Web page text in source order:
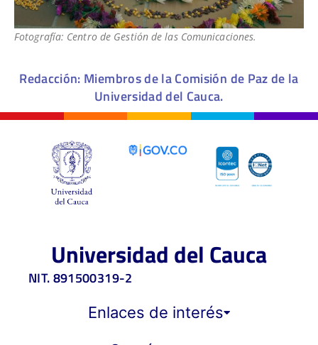
Fotografía: Centro de Gestión de las Comunicaciones.
Redacción: Miembros de la Comisión de Paz de la
Universidad del Cauca.
Universidad del Cauca
NIT. 891500319-2
Enlaces de interés